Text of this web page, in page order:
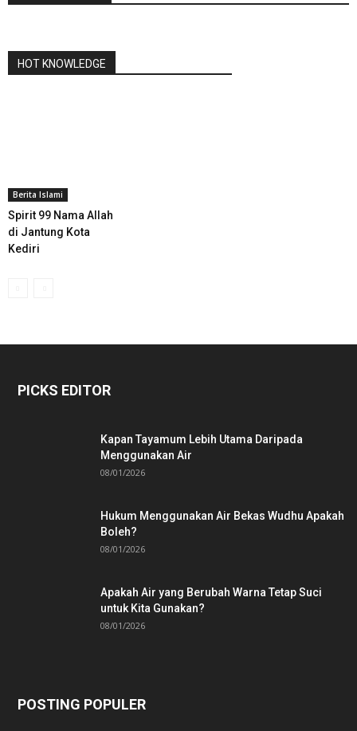
HOT KNOWLEDGE
Berita Islami
Spirit 99 Nama Allah
di Jantung Kota
Kediri
PICKS EDITOR
Kapan Tayamum Lebih Utama Daripada
Menggunakan Air
08/01/2026
Hukum Menggunakan Air Bekas Wudhu Apakah
Boleh?
08/01/2026
Apakah Air yang Berubah Warna Tetap Suci
untuk Kita Gunakan?
08/01/2026
POSTING POPULER